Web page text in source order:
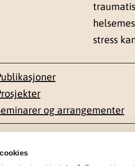
stress
og arrangementer